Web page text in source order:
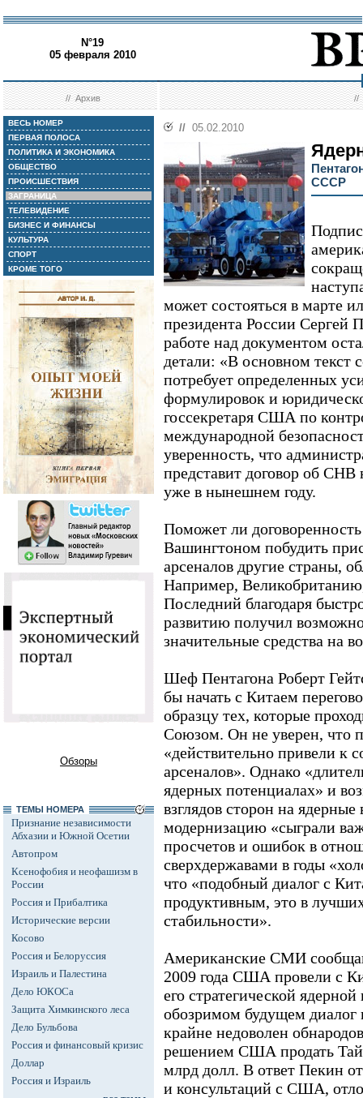
N°19
05 февраля 2010
//Архив //
ВЕСЬ НОМЕР
ПЕРВАЯ ПОЛОСА
ПОЛИТИКА И ЭКОНОМИКА
ОБЩЕСТВО
ПРОИСШЕСТВИЯ
ЗАГРАНИЦА
ТЕЛЕВИДЕНИЕ
БИЗНЕС И ФИНАНСЫ
КУЛЬТУРА
СПОРТ
КРОМЕ ТОГО
Обзоры
ТЕМЫ НОМЕРА
Признание независимости
Абхазии и Южной Осетии
Автопром
Ксенофобия и неофашизм в
России
Россия и Прибалтика
Исторические версии
Косово
Россия и Белоруссия
Израиль и Палестина
Дело ЮКОСа
Защита Химкинского леса
Дело Бульбова
Россия и финансовый кризис
Доллар
Россия и Израиль
// 05.02.2010
СССР
может состояться в марте
президента России Сергей
работе над документом
детали: «В основном текст
потребует определенных
формулировок и
госсекретаря США по
международной
уверенность, что
представит договор об
уже в нынешнем году.
Поможет ли
Вашингтоном побудить
арсеналов другие страны,
Например,
Последний благодаря
развитию получил
значительные средства на
Шеф Пентагона Роберт
бы начать с Китаем
образцу тех, которые
Союзом. Он не уверен, что
«действительно привели к
арсеналов». Однако
ядерных потенциалах» и
взглядов сторон на
модернизацию «сыграли
просчетов и ошибок в
сверхдержавами в годы
что «подобный диалог с
продуктивным, это в
стабильности».
Американские СМИ
2009 года США провели с
его стратегической
обозримом будущем диалог
крайне недоволен
решением США продать
млрд долл. В ответ Пекин
и консультаций с США,